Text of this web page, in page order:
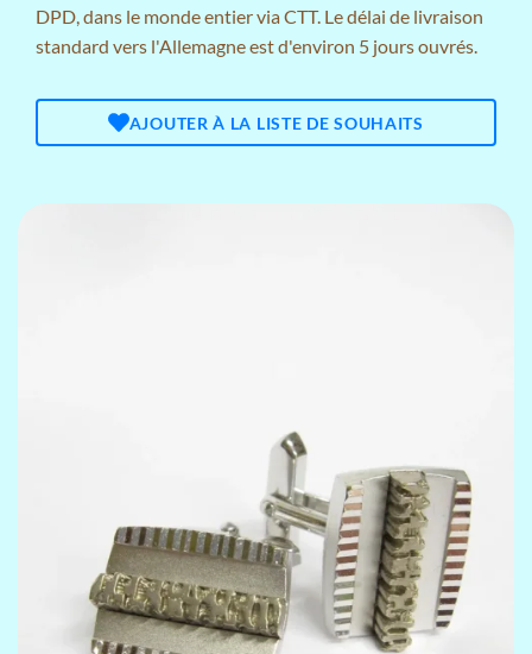
DPD, dans le monde entier via CTT. Le délai de livraison
standard vers l'Allemagne est d'environ 5 jours ouvrés.
AJOUTER À LA LISTE DE SOUHAITS